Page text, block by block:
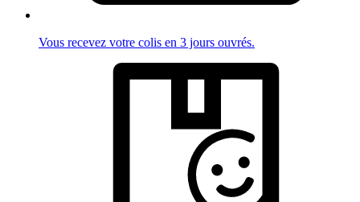
Vous recevez votre colis en 3 jours ouvrés.